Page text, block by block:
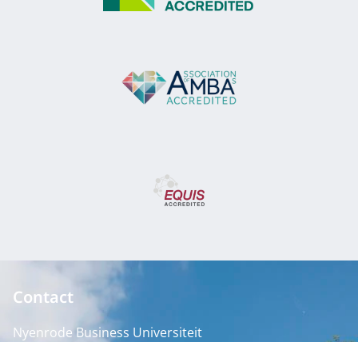
Contact
Nyenrode Business Universiteit